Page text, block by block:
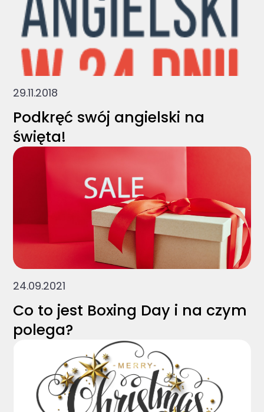
29.11.2018
Podkręć swój angielski na
święta!
24.09.2021
Co to jest Boxing Day i na czym
polega?